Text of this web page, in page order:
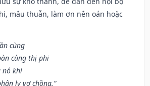
mâu thuẫn, làm ơn nên oán hoặc
cùng
cùng thị phi
nó khi
ly vợ chồng.”